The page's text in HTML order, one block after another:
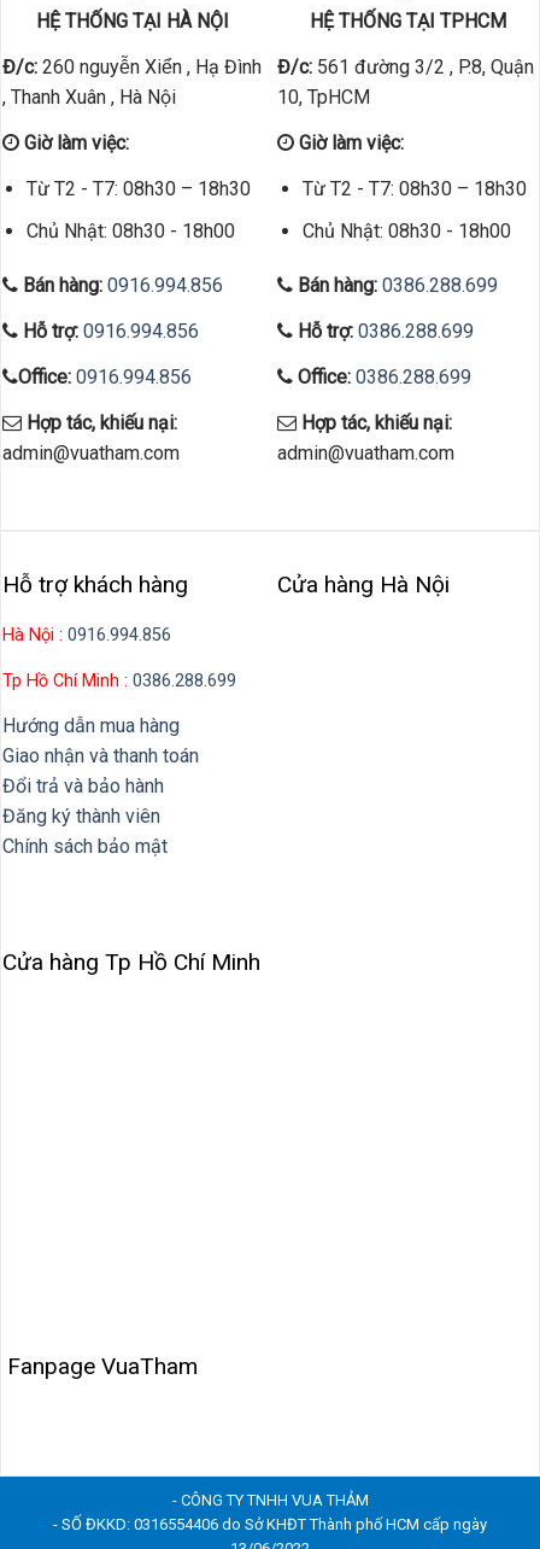
HỆ THỐNG TẠI HÀ NỘI
Đ/c:260 nguyễn Xiển , Hạ Đình
, Thanh Xuân , Hà Nội
Giờ làm việc:
Từ T2 - T7: 08h30 – 18h30
Chủ Nhật: 08h30 - 18h00
Bán hàng: 0916.994.856
Hỗ trợ: 0916.994.856
Office: 0916.994.856
Hợp tác, khiếu nại:
admin@vuatham.com
HỆ THỐNG TẠI TPHCM
Đ/c:561 đường 3/2 , P.8, Quận
10, TpHCM
Giờ làm việc:
Từ T2 - T7: 08h30 – 18h30
Chủ Nhật: 08h30 - 18h00
Bán hàng: 0386.288.699
Hỗ trợ: 0386.288.699
Office: 0386.288.699
Hợp tác, khiếu nại:
admin@vuatham.com
Hỗ trợ khách hàng
Hà Nội : 0916.994.856
Tp Hồ Chí Minh : 0386.288.699
Hướng dẫn mua hàng
Giao nhận và thanh toán
Đổi trả và bảo hành
Đăng ký thành viên
Chính sách bảo mật
Cửa hàng Hà Nội
Cửa hàng Tp Hồ Chí Minh
Fanpage VuaTham
- CÔNG TY TNHH VUA THẢM
- SỐ ĐKKD: 0316554406 do Sở KHĐT Thành phố HCM cấp ngày